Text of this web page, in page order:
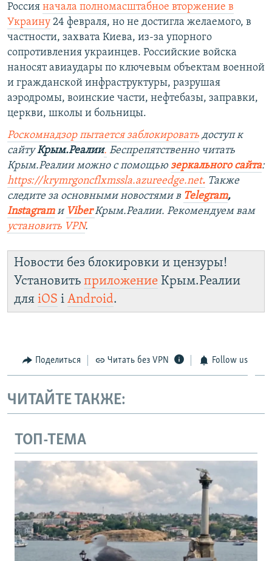
Россия начала полномасштабное вторжение в
Украину 24 февраля, но не достигла желаемого, в
частности, захвата Киева, из-за упорного
сопротивления украинцев. Российские войска
наносят авиаудары по ключевым объектам военной
и гражданской инфраструктуры, разрушая
аэродромы, воинские части, нефтебазы, заправки,
церкви, школы и больницы.
Роскомнадзор пытается заблокировать доступ к
сайтуКрым.Реалии. Беспрепятственно читать
Крым.Реалии можно с помощью зеркального сайта:
https://krymrgoncflxmssla.azureedge.net. Также
следите за основными новостями в Telegram,
Instagram и ViberКрым.Реалии. Рекомендуем вам
установить VPN.
Новости без блокировки и цензуры!
Установить приложение Крым.Реалии
для iOS і Android.
Поделиться Читать без VPN Follow us
ЧИТАЙТЕ ТАКЖЕ:
ТОП-ТЕМА